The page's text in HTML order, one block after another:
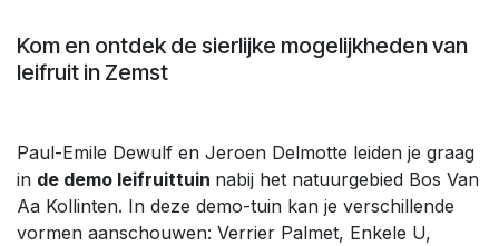
Kom en ontdek de sierlijke mogelijkheden van
leifruit in Zemst
Paul-Emile Dewulf en Jeroen Delmotte leiden je graag
in de demo leifruittuin nabij het natuurgebied Bos Van
Aa Kollinten. In deze demo-tuin kan je verschillende
vormen aanschouwen: Verrier Palmet, Enkele U,